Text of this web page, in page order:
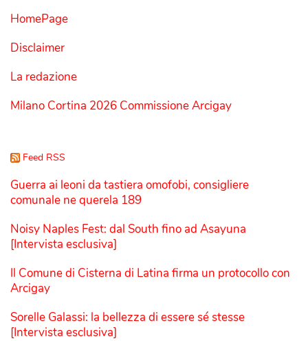
HomePage
Disclaimer
La redazione
Milano Cortina 2026 Commissione Arcigay
Feed RSS
Guerra ai leoni da tastiera omofobi, consigliere
comunale ne querela 189
Noisy Naples Fest: dal South fino ad Asayuna
[Intervista esclusiva]
Il Comune di Cisterna di Latina firma un protocollo con
Arcigay
Sorelle Galassi: la bellezza di essere sé stesse
[Intervista esclusiva]